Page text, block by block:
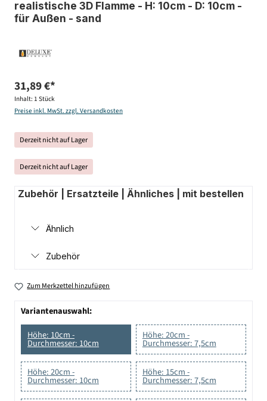
realistische 3D Flamme - H: 10cm - D: 10cm -
für Außen - sand
31,89 €*
Inhalt: 1 Stück
Preise inkl. MwSt. zzgl. Versandkosten
Derzeit nicht auf Lager
Derzeit nicht auf Lager
Zubehör | Ersatzteile | Ähnliches | mit bestellen
Ähnlich
Zubehör
Zum Merkzettel hinzufügen
Variantenauswahl:
Höhe: 10cm -
Durchmesser: 10cm
Höhe: 20cm -
Durchmesser: 7,5cm
Höhe: 20cm -
Durchmesser: 10cm
Höhe: 15cm -
Durchmesser: 7,5cm